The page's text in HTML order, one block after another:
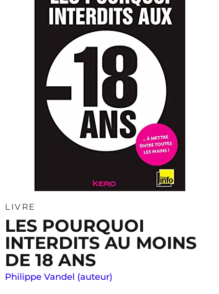
LIVRE
LES POURQUOI
INTERDITS AU MOINS
DE 18 ANS
Philippe Vandel (auteur)